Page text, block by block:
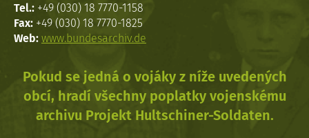
Tel.: +49 (030) 18 7770-1158
Fax: +49 (030) 18 7770-1825
Web: www.bundesarchiv.de
Pokud se jedná o vojáky z níže uvedených
obcí, hradí všechny poplatky vojenskému
archivu Projekt Hultschiner-Soldaten.